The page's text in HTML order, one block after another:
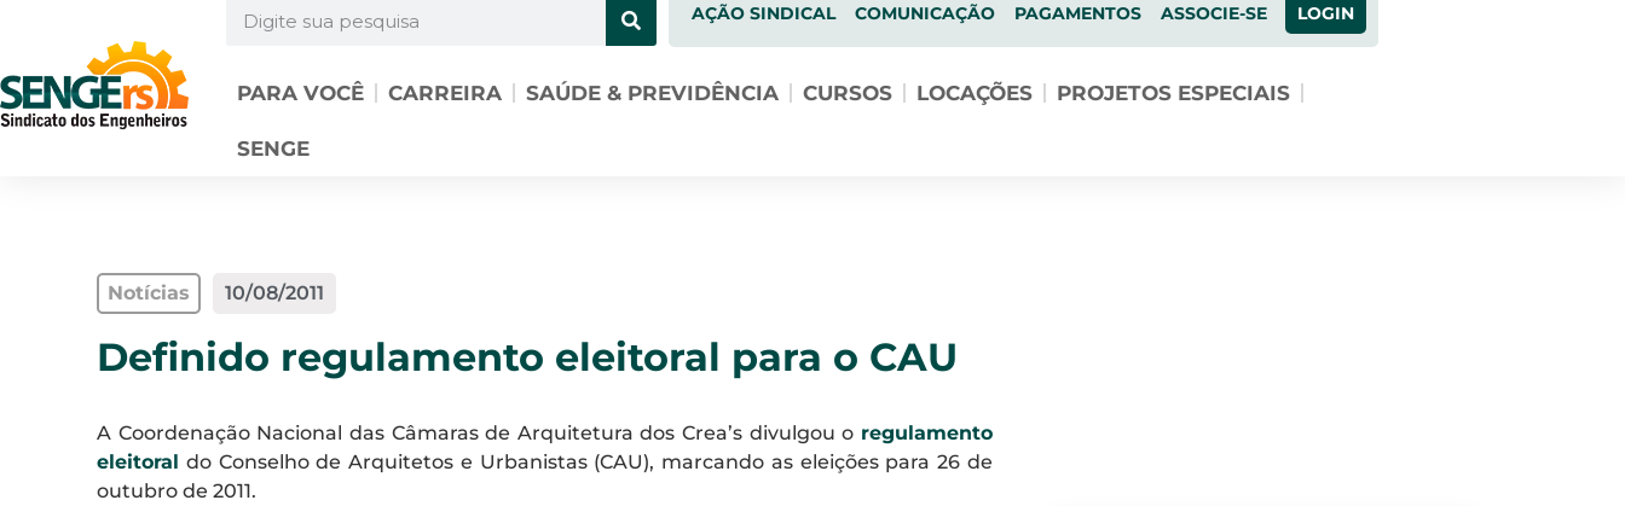
AÇÃO SINDICAL COMUNICAÇÃO PAGAMENTOS ASSOCIE-SE LOGIN
PARA VOCÊ CARREIRA SAÚDE & PREVIDÊNCIA CURSOS LOCAÇÕES PROJETOS ESPECIAIS
SENGE
Notícias 10/08/2011
Definido regulamento eleitoral para o CAU
A Coordenação Nacional das Câmaras de Arquitetura dos Crea’s divulgou o regulamento
eleitoral do Conselho de Arquitetos e Urbanistas (CAU), marcando as eleições para 26 de
outubro de 2011.